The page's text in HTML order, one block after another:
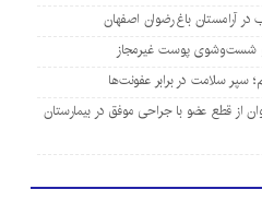
آرامستان‌ باغ رضوان اصفهان
شست‌وشوی پوست غیرمجاز
سلامت در برابر عفونت‌ها
از قطع عضو با جراحی موفق در بیمارستان